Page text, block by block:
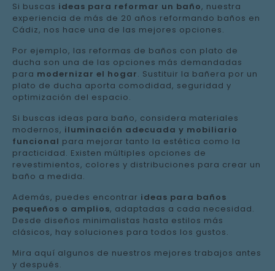
Si buscas ideas para reformar un baño, nuestra
experiencia de más de 20 años reformando baños en
Cádiz, nos hace una de las mejores opciones.
Por ejemplo, las reformas de baños con plato de
ducha son una de las opciones más demandadas
para modernizar el hogar. Sustituir la bañera por un
plato de ducha aporta comodidad, seguridad y
optimización del espacio.
Si buscas ideas para baño, considera materiales
modernos, iluminación adecuada y mobiliario
funcional para mejorar tanto la estética como la
practicidad. Existen múltiples opciones de
revestimientos, colores y distribuciones para crear un
baño a medida.
Además, puedes encontrar ideas para baños
pequeños o amplios, adaptadas a cada necesidad.
Desde diseños minimalistas hasta estilos más
clásicos, hay soluciones para todos los gustos.
Mira aquí algunos de nuestros mejores trabajos antes
y después.